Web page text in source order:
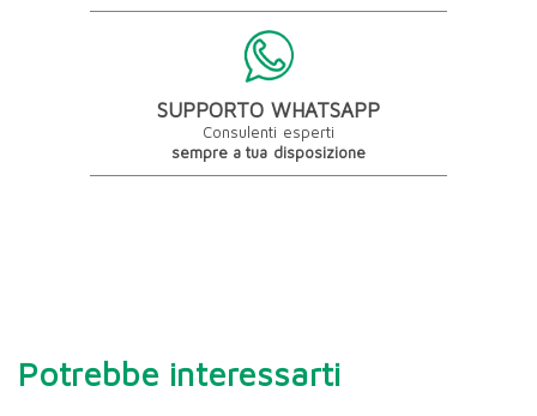
SUPPORTO WHATSAPP
Consulenti esperti
sempre a tua disposizione
Potrebbe interessarti